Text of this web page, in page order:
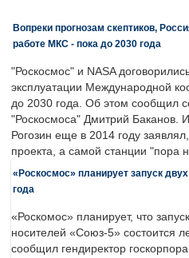
Вопреки прогнозам скептиков,
работе МКС - пока до 2030 года
"Роскосмос" и NASA
эксплуатации Международной
до 2030 года. Об этом сообщил
"Роскосмоса" Дмитрий Баканов.
Рогозин еще в 2014 году
проекта, а самой станции "пора
«Роскосмос» планирует запуск
года
«Роскомос» планирует, что
носителей «Союз-5» состоится
сообщил гендиректор